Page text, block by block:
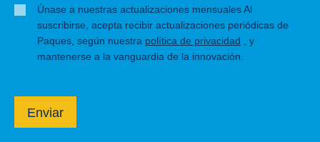
Únase a nuestras actualizaciones mensuales Al
suscribirse, acepta recibir actualizaciones periódicas de
Paques, según nuestra política de privacidad
, y
mantenerse a la vanguardia de la innovación.
Enviar